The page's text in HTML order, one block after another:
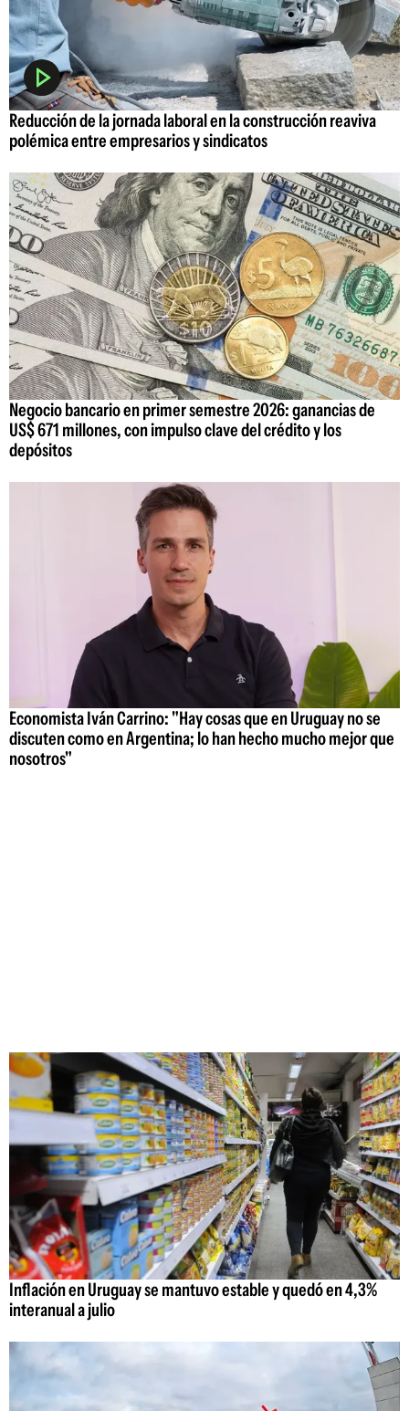
Reducción de la jornada laboral en la construcción reaviva
polémica entre empresarios y sindicatos
Negocio bancario en primer semestre 2026: ganancias de
US$ 671 millones, con impulso clave del crédito y los
depósitos
Economista Iván Carrino: "Hay cosas que en Uruguay no se
discuten como en Argentina; lo han hecho mucho mejor que
nosotros"
Inflación en Uruguay se mantuvo estable y quedó en 4,3%
interanual a julio